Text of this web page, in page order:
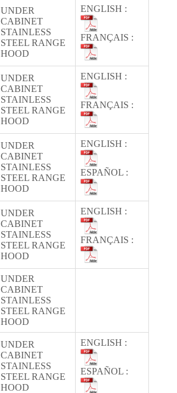
UNDER
CABINET
STAINLESS
STEEL RANGE
HOOD
ENGLISH :
FRANÇAIS :
UNDER
CABINET
STAINLESS
STEEL RANGE
HOOD
ENGLISH :
FRANÇAIS :
UNDER
CABINET
STAINLESS
STEEL RANGE
HOOD
ENGLISH :
ESPAÑOL :
UNDER
CABINET
STAINLESS
STEEL RANGE
HOOD
ENGLISH :
FRANÇAIS :
UNDER
CABINET
STAINLESS
STEEL RANGE
HOOD
UNDER
CABINET
STAINLESS
STEEL RANGE
HOOD
ENGLISH :
ESPAÑOL :